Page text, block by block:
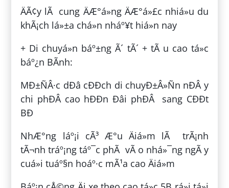
ÄÃ¢y lÃ cung ÄÆ°á»ng ÄÆ°á»£c nhiá»u du
khÃ¡ch lá»±a chá»n nháº¥t hiá»n nay
+ Di chuyá»n báº±ng Ã´ tÃ´ + tÃ u cao tá»c
báº¿n BÃ­nh:
MÐ±ÑÂ·c dÐâ cÐÐch di chuyÐ±Â»Ñn nÐÂ y
chi phÐÂ­ cao hÐÐn Ðâi phÐÂ sang CÐÐt
BÐ
NhÆ°ng láº¡i cÃ³ Æ°u Äiá»m lÃ trÃ¡nh
tÃ¬nh tráº¡ng táº¯c phÃ vÃ o nhá»¯ng ngÃ y
cuá»i tuáº§n hoáº·c mÃ¹a cao Äiá»m